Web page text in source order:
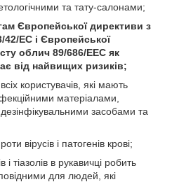
та тату-салонами;
Європейської директиви з
EC і Європейської
облич 89/686/EEC як
від найвищих ризиків;
користувачів, які мають
матеріалами,
засобами та
вірусів і патогенів крові;
і тіазолів в рукавичці робить
для людей, які